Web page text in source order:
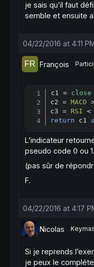
je sais qu’il faut
semble et ensuite
04/22/2016 at 4:11
François
c1 = close
c2 = MACD
c3 = RSI <
return c1
L’indicateur
pseudo code 0 ou 1.
(pas sûr de
F.
04/22/2016 at 4:17
Nicolas
Si je reprends
je peux le